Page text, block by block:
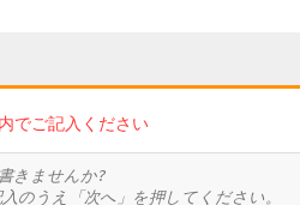
でご記入ください